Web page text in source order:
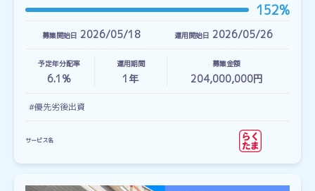
152%
募集開始日 2026/05/18 運用開始日 2026/05/26
予定年分配率
6.1%
運用期間
1 年
募集金額
204,000,000円
#優先劣後出資
サービス名